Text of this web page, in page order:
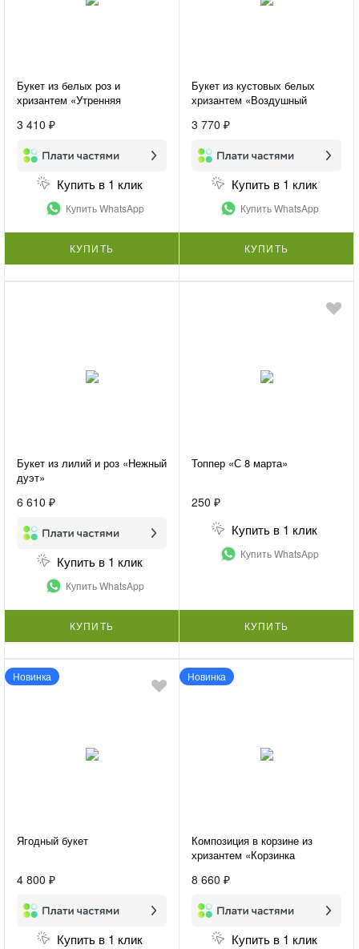
Букет из белых роз и
хризантем «Утренняя
3 410 ₽
Купить в 1 клик
Купить WhatsApp
КУПИТЬ
Букет из кустовых белых
хризантем «Воздушный
3 770 ₽
Купить в 1 клик
Купить WhatsApp
КУПИТЬ
Букет из лилий и роз «Нежный
дуэт»
6 610 ₽
Купить в 1 клик
Купить WhatsApp
КУПИТЬ
Топпер «С 8 марта»
250 ₽
Купить в 1 клик
Купить WhatsApp
КУПИТЬ
Новинка
Ягодный букет
4 800 ₽
Купить в 1 клик
Новинка
Композиция в корзине из
хризантем «Корзинка
8 660 ₽
Купить в 1 клик